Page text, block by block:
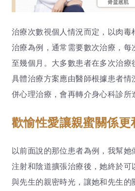
治療次數視個人情況而定，以肉毒
治療為例，通常需要數次治療，每
至幾個月。大多數患者在多次治療
具體治療方案應由醫師根據患者情
併心理治療，會再轉介身心科診所
歡愉性愛讓親蜜關係更
以前面說的那位患者為例，我幫
注射和陰道擴張治療後，她終於可
與先生的親密時光，讓她和先生的